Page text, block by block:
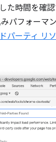
た時間を確
パフォーマ
パーティ リ